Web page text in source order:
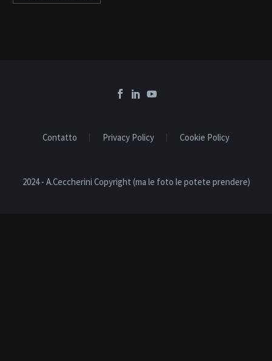
Contatto Privacy Policy Cookie Policy
2024 - A.Ceccherini Copyright (ma le foto le potete prendere)